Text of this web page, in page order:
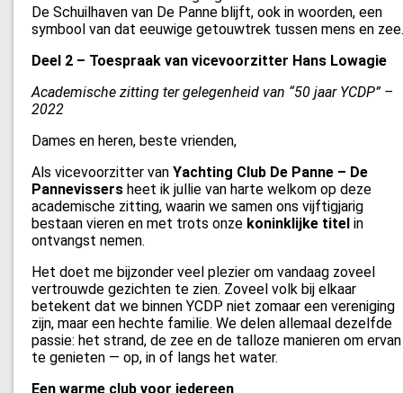
De Schuilhaven van De Panne blijft, ook in woorden, een
symbool van dat eeuwige getouwtrek tussen mens en zee.
Deel 2 – Toespraak van vicevoorzitter Hans Lowagie
Academische zitting ter gelegenheid van “50 jaar YCDP” –
2022
Dames en heren, beste vrienden,
Als vicevoorzitter van Yachting Club De Panne – De
Pannevissers heet ik jullie van harte welkom op deze
academische zitting, waarin we samen ons vijftigjarig
bestaan vieren en met trots onze koninklijke titel in
ontvangst nemen.
Het doet me bijzonder veel plezier om vandaag zoveel
vertrouwde gezichten te zien. Zoveel volk bij elkaar
betekent dat we binnen YCDP niet zomaar een vereniging
zijn, maar een hechte familie. We delen allemaal dezelfde
passie: het strand, de zee en de talloze manieren om ervan
te genieten — op, in of langs het water.
Een warme club voor iedereen